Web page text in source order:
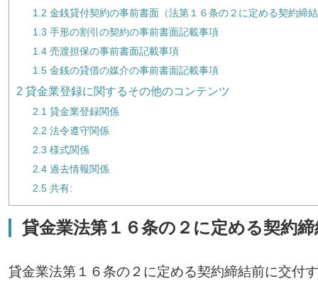
1.2 金銭貸付契約の事前書面（法第１６条の２に定める契約締
1.3 手形の割引の契約の事前書面記載事項
1.4 売渡担保の事前書面記載事項
1.5 金銭の貸借の媒介の事前書面記載事項
2 貸金業登録に関するその他のコンテンツ
2.1 貸金業登録関係
2.2 法令遵守関係
2.3 様式関係
2.4 過去情報関係
2.5 共有:
貸金業法第１６条の２に定める契約
貸金業法第１６条の２に定める契約締結前に交付